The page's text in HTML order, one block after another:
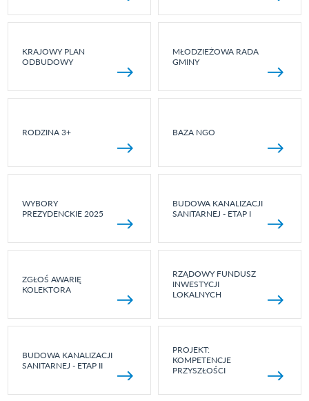
KRAJOWY PLAN
ODBUDOWY
MŁODZIEŻOWA RADA
GMINY
RODZINA 3+ BAZA NGO
WYBORY
PREZYDENCKIE 2025
BUDOWA KANALIZACJI
SANITARNEJ - ETAP I
ZGŁOŚ AWARIĘ
KOLEKTORA
RZĄDOWY FUNDUSZ
INWESTYCJI
LOKALNYCH
BUDOWA KANALIZACJI
SANITARNEJ - ETAP II
PROJEKT:
KOMPETENCJE
PRZYSZŁOŚCI